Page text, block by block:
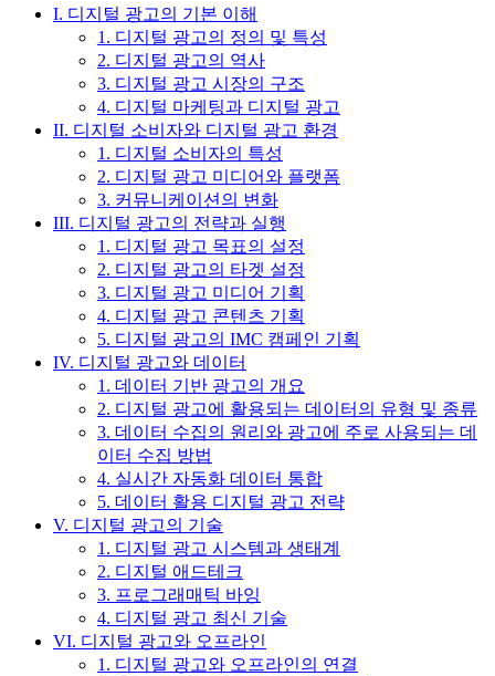
I. 디지털 광고의 기본 이해
1. 디지털 광고의 정의 및 특성
2. 디지털 광고의 역사
3. 디지털 광고 시장의 구조
4. 디지털 마케팅과 디지털 광고
II. 디지털 소비자와 디지털 광고 환경
1. 디지털 소비자의 특성
2. 디지털 광고 미디어와 플랫폼
3. 커뮤니케이션의 변화
III. 디지털 광고의 전략과 실행
1. 디지털 광고 목표의 설정
2. 디지털 광고의 타겟 설정
3. 디지털 광고 미디어 기획
4. 디지털 광고 콘텐츠 기획
5. 디지털 광고의 IMC 캠페인 기획
IV. 디지털 광고와 데이터
1. 데이터 기반 광고의 개요
2. 디지털 광고에 활용되는 데이터의 유형 및 종류
3. 데이터 수집의 원리와 광고에 주로 사용되는 데
이터 수집 방법
4. 실시간 자동화 데이터 통합
5. 데이터 활용 디지털 광고 전략
V. 디지털 광고의 기술
1. 디지털 광고 시스템과 생태계
2. 디지털 애드테크
3. 프로그래매틱 바잉
4. 디지털 광고 최신 기술
VI. 디지털 광고와 오프라인
1. 디지털 광고와 오프라인의 연결